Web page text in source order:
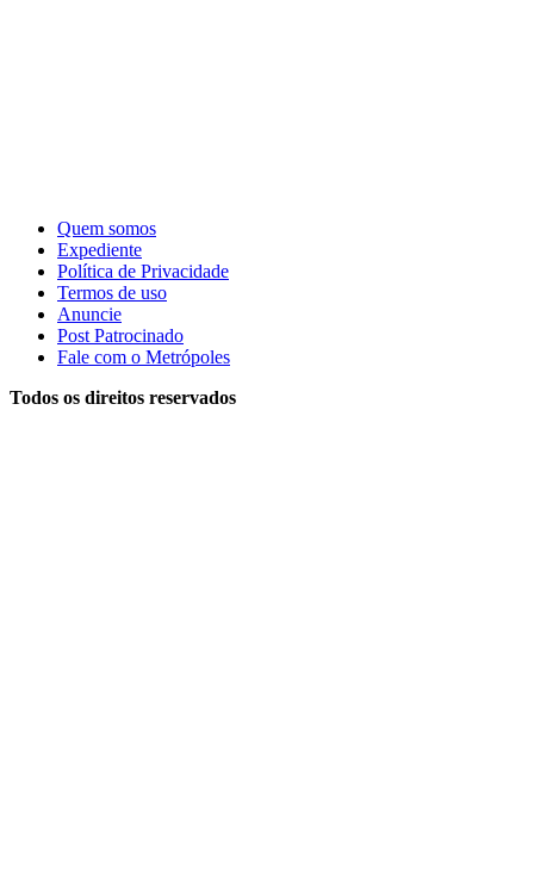
Quem somos
Expediente
Política de Privacidade
Termos de uso
Anuncie
Post Patrocinado
Fale com o Metrópoles
Todos os direitos reservados